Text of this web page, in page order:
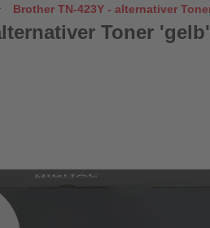
Brother TN-423Y - alternativer
Toner